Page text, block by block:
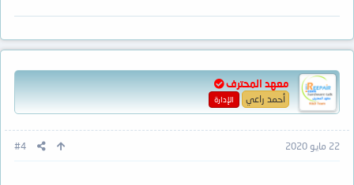
معهد المحترف
أحمد راعي الإدارة
22 مايو 2020 #4